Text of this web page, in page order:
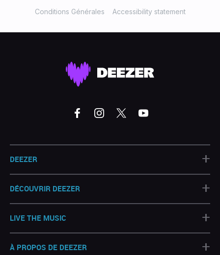
Conditions Générales Accessibility statement
DEEZER +
DÉCOUVRIR DEEZER +
LIVE THE MUSIC +
À PROPOS DE DEEZER +